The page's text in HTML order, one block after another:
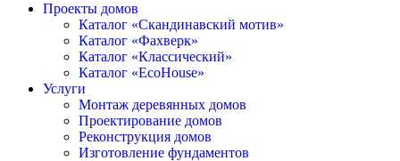
Проекты домов
Каталог «Скандинавский мотив»
Каталог «Фахверк»
Каталог «Классический»
Каталог «EcoHouse»
Услуги
Монтаж деревянных домов
Проектирование домов
Реконструкция домов
Изготовление фундаментов